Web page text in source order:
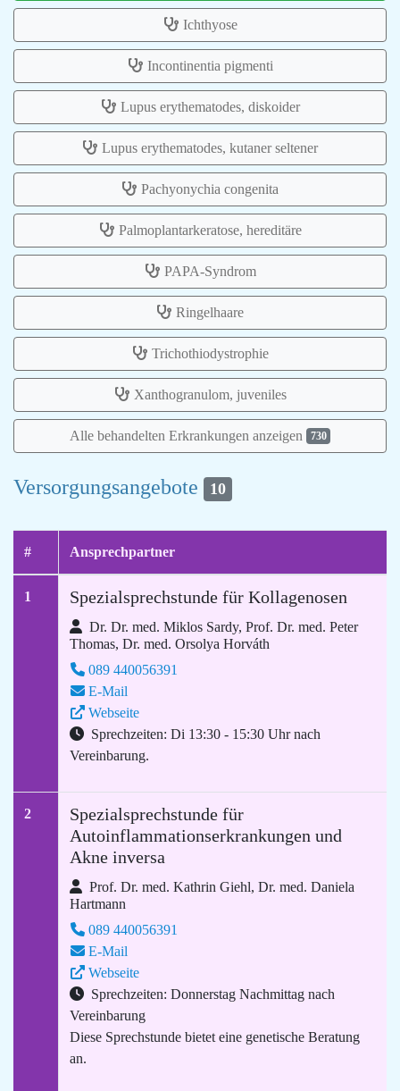
Ichthyose
Incontinentia pigmenti
Lupus erythematodes, diskoider
Lupus erythematodes, kutaner seltener
Pachyonychia congenita
Palmoplantarkeratose, hereditäre
PAPA-Syndrom
Ringelhaare
Trichothiodystrophie
Xanthogranulom, juveniles
Alle behandelten Erkrankungen anzeigen 730
Versorgungsangebote 10
# Ansprechpartner
1 Spezialsprechstunde für Kollagenosen
Dr. Dr. med. Miklos Sardy, Prof. Dr. med. Peter
Thomas, Dr. med. Orsolya Horváth
089 440056391
E-Mail
Webseite
Sprechzeiten: Di 13:30 - 15:30 Uhr nach
Vereinbarung.
2
Spezialsprechstunde für
Autoinflammationserkrankungen und
Akne inversa
Prof. Dr. med. Kathrin Giehl, Dr. med. Daniela
Hartmann
089 440056391
E-Mail
Webseite
Sprechzeiten: Donnerstag Nachmittag nach
Vereinbarung
Diese Sprechstunde bietet eine genetische Beratung
an.